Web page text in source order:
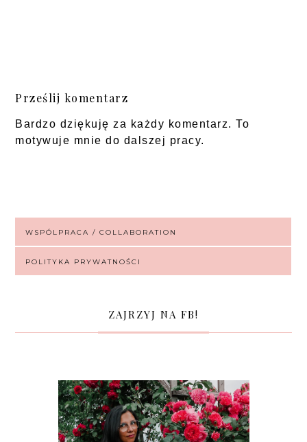
Prześlij komentarz
Bardzo dziękuję za każdy komentarz. To
motywuje mnie do dalszej pracy.
WSPÓLPRACA / COLLABORATION
POLITYKA PRYWATNOŚCI
ZAJRZYJ NA FB!